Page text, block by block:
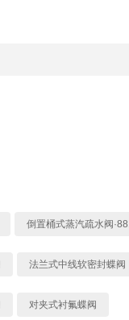
倒置桶式蒸汽疏水阀
法兰式中线软密封蝶阀
对夹式衬氟蝶阀